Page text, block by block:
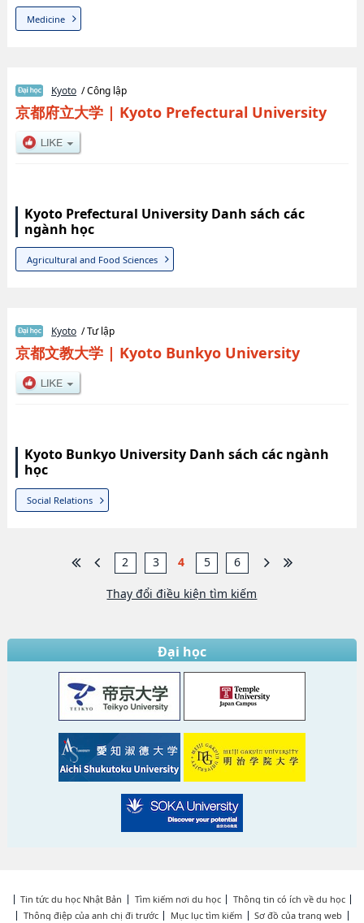
Medicine
Kyoto / Công lập
京都府立大学| Kyoto Prefectural University
Kyoto Prefectural University Danh sách các
ngành học
Agricultural and Food Sciences
Kyoto / Tư lập
京都文教大学| Kyoto Bunkyo University
Kyoto Bunkyo University Danh sách các ngành
học
Social Relations
2 3 4 5 6
Thay đổi điều kiện tìm kiếm
Đại học
Tin tức du học Nhật Bản Tìm kiếm nơi du học
Thông tin có ích về du học
Thông điệp của anh chị đi trước
Mục lục tìm kiếm
Sơ đồ của trang web